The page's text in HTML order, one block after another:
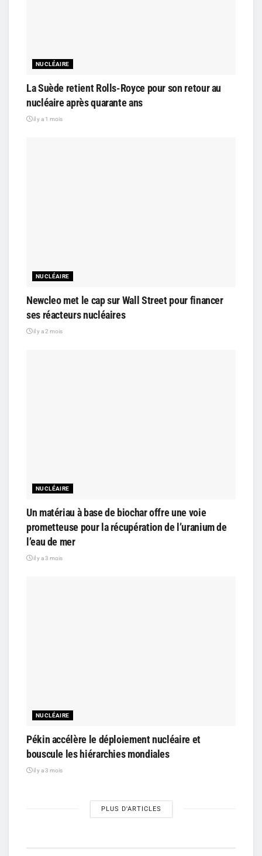
NUCLÉAIRE
La Suède retient Rolls-Royce pour son retour au
nucléaire après quarante ans
il y a 1 mois
NUCLÉAIRE
Newcleo met le cap sur Wall Street pour financer
ses réacteurs nucléaires
il y a 2 mois
NUCLÉAIRE
Un matériau à base de biochar offre une voie
prometteuse pour la récupération de l’uranium de
l’eau de mer
il y a 3 mois
NUCLÉAIRE
Pékin accélère le déploiement nucléaire et
bouscule les hiérarchies mondiales
il y a 3 mois
PLUS D'ARTICLES